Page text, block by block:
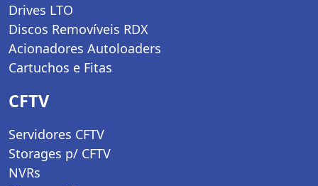
Drives LTO
Discos Removíveis RDX
Acionadores Autoloaders
Cartuchos e Fitas
CFTV
Servidores CFTV
Storages p/ CFTV
NVRs